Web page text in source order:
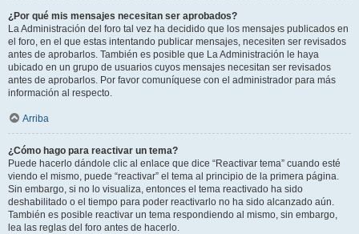
¿Por qué mis mensajes necesitan ser aprobados?
La Administración del foro tal vez ha decidido que los mensajes publicados en
el foro, en el que estas intentando publicar mensajes, necesiten ser revisados
antes de aprobarlos. También es posible que La Administración le haya
ubicado en un grupo de usuarios cuyos mensajes necesitan ser revisados
antes de aprobarlos. Por favor comuníquese con el administrador para más
información al respecto.
Arriba
¿Cómo hago para reactivar un tema?
Puede hacerlo dándole clic al enlace que dice “Reactivar tema” cuando esté
viendo el mismo, puede “reactivar” el tema al principio de la primera página.
Sin embargo, si no lo visualiza, entonces el tema reactivado ha sido
deshabilitado o el tiempo para poder reactivarlo no ha sido alcanzado aún.
También es posible reactivar un tema respondiendo al mismo, sin embargo,
lea las reglas del foro antes de hacerlo.